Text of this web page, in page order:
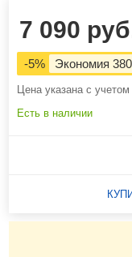
7 090
-5% Экономия
Цена указана с
Есть в наличии